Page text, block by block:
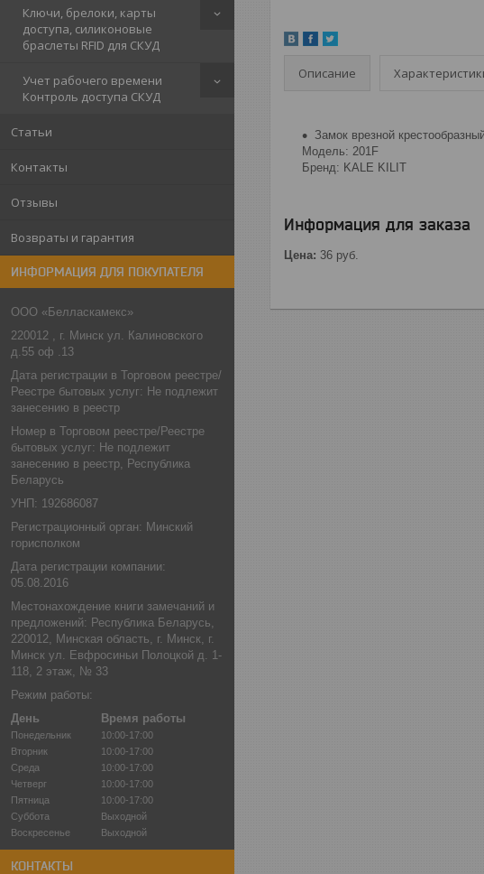
Ключи, брелоки, карты
доступа, силиконовые
браслеты RFID для СКУД
Учет рабочего времени
Контроль доступа СКУД
Статьи
Контакты
Отзывы
Возвраты и гарантия
ИНФОРМАЦИЯ ДЛЯ ПОКУПАТЕЛЯ
ООО «Белласкамекс»
220012 , г. Минск ул. Калиновского
д.55 оф .13
Дата регистрации в Торговом реестре/
Реестре бытовых услуг: Не подлежит
занесению в реестр
Номер в Торговом реестре/Реестре
бытовых услуг: Не подлежит
занесению в реестр, Республика
Беларусь
УНП: 192686087
Регистрационный орган: Минский
горисполком
Дата регистрации компании:
05.08.2016
Местонахождение книги замечаний и
предложений: Республика Беларусь,
220012, Минская область, г. Минск, г.
Минск ул. Евфросиньи Полоцкой д. 1-
118, 2 этаж, № 33
Режим работы:
День
Время работы
Понедельник
10:00-17:00
Вторник
10:00-17:00
Среда
10:00-17:00
Четверг
10:00-17:00
Пятница
10:00-17:00
Суббота
Выходной
Воскресенье
Выходной
КОНТАКТЫ
Описание
Замок врезной
Модель: 201F
Бренд: KALE KILIT
Информация для заказа
Цена: 36 руб.